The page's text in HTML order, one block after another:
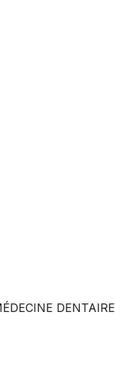
DENTAIRE